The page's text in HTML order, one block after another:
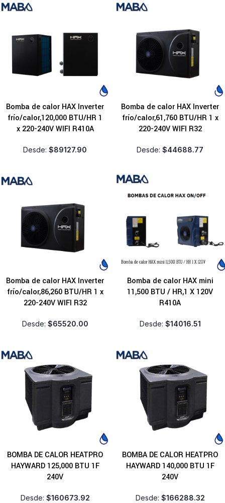
Bomba de calor HAX Inverter
frío/calor,120,000 BTU/HR 1
x 220-240V WIFI R410A
Desde: $89127.90
Bomba de calor HAX Inverter
frío/calor,61,760 BTU/HR 1 x
220-240V WIFI R32
Desde: $44688.77
Bomba de calor HAX Inverter
frío/calor,86,260 BTU/HR 1 x
220-240V WIFI R32
Desde: $65520.00
Bomba de calor HAX mini
11,500 BTU / HR,1 X 120V
R410A
Desde: $14016.51
BOMBA DE CALOR HEATPRO
HAYWARD 125,000 BTU 1F
240V
Desde: $160673.92
BOMBA DE CALOR HEATPRO
HAYWARD 140,000 BTU 1F
240V
Desde: $166288.32